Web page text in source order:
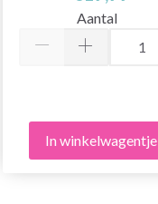
Aantal
In winkelwagentje